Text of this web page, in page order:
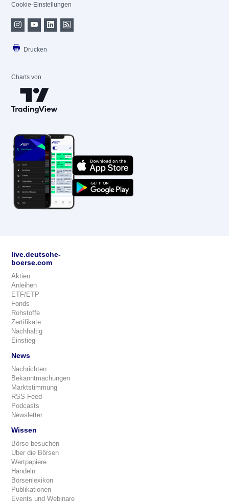
Cookie-Einstellungen
Drucken
Charts von
live.deutsche-
boerse.com
Aktien
Anleihen
ETF/ETP
Fonds
Rohstoffe
Zertifikate
Nachhaltig
Einstieg
News
Nachrichten
Bekanntmachungen
Marktstimmung
RSS-Feed
Podcasts
Newsletter
Wissen
Börse besuchen
Über die Börsen
Wertpapiere
Handeln
Börsenlexikon
Publikationen
Events und Webinare